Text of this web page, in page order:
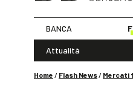
BANCA
Attualità
Home / Flash News/ Mercati